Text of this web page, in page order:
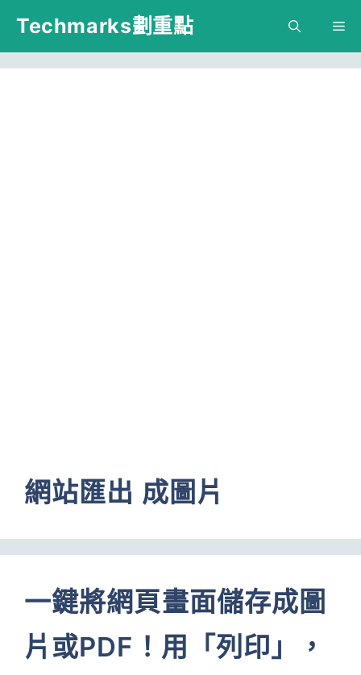
跳
主
Techmarks劃重點
網站匯出 成圖片
一鍵將網頁畫面儲存成圖
片或PDF！用「列印」，